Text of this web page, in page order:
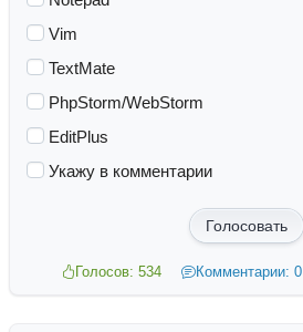
Vim
TextMate
PhpStorm/WebStorm
EditPlus
Укажу в комментарии
Голосовать
Голосов: 534 Комментарии: 0